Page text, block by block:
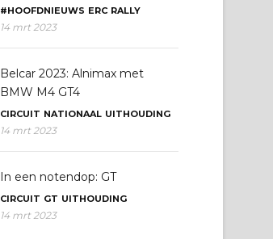
#HOOFDNIEUWS ERC RALLY
14 mrt 2023
Belcar 2023: Alnimax met
BMW M4 GT4
CIRCUIT NATIONAAL UITHOUDING
14 mrt 2023
In een notendop: GT
CIRCUIT GT UITHOUDING
14 mrt 2023